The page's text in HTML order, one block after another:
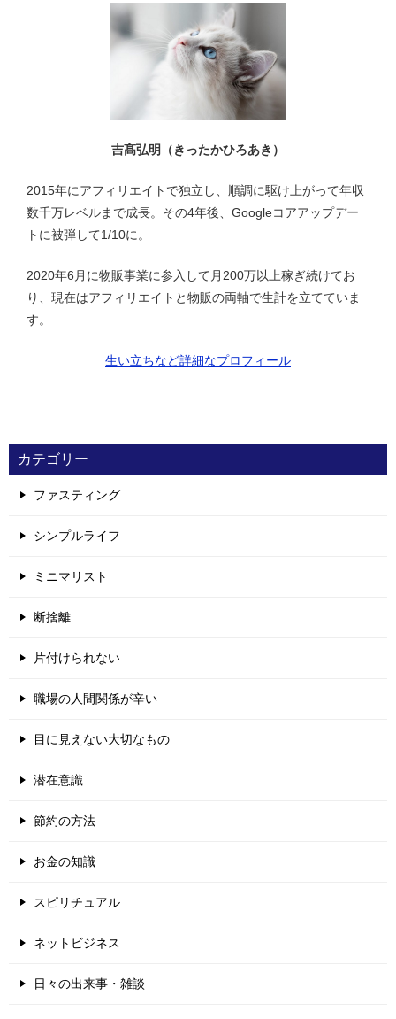
吉髙弘明（きったかひろあき）
2015年にアフィリエイトで独立し、順調に駆け上がって年収
数千万レベルまで成長。その4年後、Googleコアアップデー
トに被弾して1/10に。
2020年6月に物販事業に参入して月200万以上稼ぎ続けてお
り、現在はアフィリエイトと物販の両軸で生計を立てていま
す。
生い立ちなど詳細なプロフィール
カテゴリー
ファスティング
シンプルライフ
ミニマリスト
断捨離
片付けられない
職場の人間関係が辛い
目に見えない大切なもの
潜在意識
節約の方法
お金の知識
スピリチュアル
ネットビジネス
日々の出来事・雑談